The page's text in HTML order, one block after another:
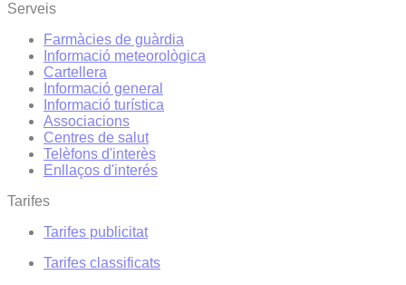
Serveis
Farmàcies de guàrdia
Informació meteorològica
Cartellera
Informació general
Informació turística
Associacions
Centres de salut
Telèfons d'interès
Enllaços d'interés
Tarifes
Tarifes publicitat
Tarifes classificats